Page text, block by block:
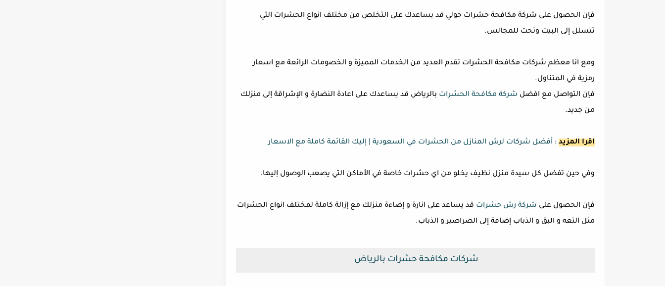
فإن الحصول على شركة مكافحة حشرات حولي قد يساعدك على التخلص من مختلف انواع الحشرات التي
تتسلل إلى البيت وتحت للمجالس.
ومع انا معظم شركات مكافحة الحشرات تقدم العديد من الخدمات المميزة و الخصومات الرائعة مع اسعار
رمزية في المتناول.
فإن التواصل مع افضل شركة مكافحة الحشرات بالرياض قد يساعدك على اعادة النضارة و الإشراقة إلى منزلك
من جديد.
اقرا المزيد : أفضل شركات لرش المنازل من الحشرات في السعودية | إليك القائمة كاملة مع الاسعار
وفي حين تفضل كل سيدة منزل نظيف يخلو من اي حشرات خاصة في الأماكن التي يصعب الوصول إليها.
فإن الحصول على شركة رش حشرات قد يساعد على انارة و إضاءة منزلك مع إزالة كاملة لمختلف انواع الحشرات
مثل التعه و البق و الذباب إضافة إلى الصراصير و الذباب.
شركات مكافحة حشرات بالرياض